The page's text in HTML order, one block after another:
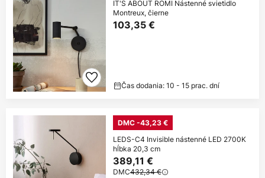
IT'S ABOUT ROMI Nástenné svietidlo
Montreux, čierne
103,35 €
Čas dodania: 10 - 15 prac. dní
DMC -43,23 €
LEDS-C4 Invisible nástenné LED 2700K
hĺbka 20,3 cm
389,11 €
DMC432,34 €